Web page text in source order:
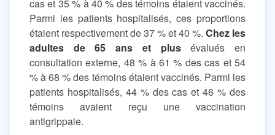
cas et 35 % à 40 % des témoins étaient vaccinés.
Parmi les patients hospitalisés, ces proportions
étaient respectivement de 37 % et 40 %. Chez les
adultes de 65 ans et plusévalués en
consultation externe, 48 % à 61 % des cas et 54
% à 68 % des témoins étaient vaccinés. Parmi les
patients hospitalisés, 44 % des cas et 46 % des
témoins avaient reçu une vaccination
antigrippale.